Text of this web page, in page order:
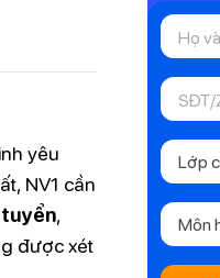
yêu
NV1 cần
,
được xét
Lớp
Môn